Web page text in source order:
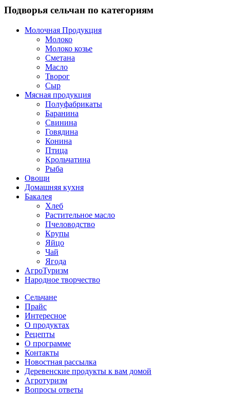
Подворья сельчан по категориям
Молочная Продукция
Молоко
Молоко козье
Сметана
Масло
Творог
Сыр
Мясная продукция
Полуфабрикаты
Баранина
Свинина
Говядина
Конина
Птица
Крольчатина
Рыба
Овощи
Домашняя кухня
Бакалея
Хлеб
Растительное масло
Пчеловодство
Крупы
Яйцо
Чай
Ягода
АгроТуризм
Народное творчество
Сельчане
Прайс
Интересное
О продуктах
Рецепты
О программе
Контакты
Новостная рассылка
Деревенские продукты к вам домой
Агротуризм
Вопросы ответы